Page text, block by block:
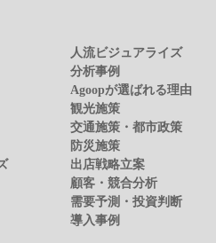
人流ビジュアライズ
分析事例
Agoopが選ばれる理由
観光施策
交通施策・都市政策
防災施策
出店戦略立案
顧客・競合分析
需要予測・投資判断
導入事例